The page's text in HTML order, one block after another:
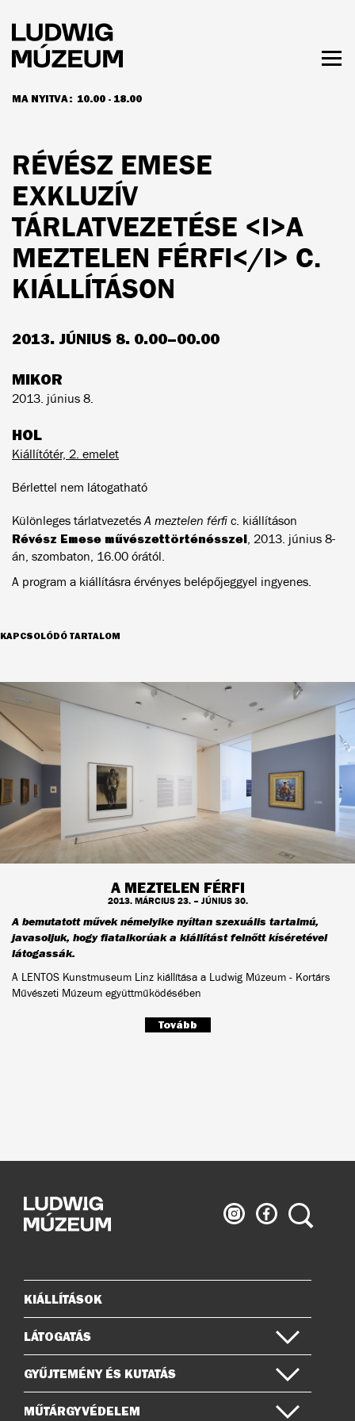
tartalomra
MA NYITVA: 10.00 - 18.00
NYITVATARTÁS ÉS JEGYÁRAK
RÉVÉSZ EMESE
EXKLUZÍV
TÁRLATVEZETÉSE <I>A
MEZTELEN FÉRFI</I> C.
KIÁLLÍTÁSON
2013. JÚNIUS 8. 0.00–00.00
MIKOR
2013. június 8.
HOL
Kiállítótér, 2. emelet
Bérlettel nem látogatható
Különleges tárlatvezetésA meztelen férfi c. kiállításon
Révész Emese művészettörténésszel, 2013. június 8-
án, szombaton, 16.00 órától.
A program a kiállításra érvényes belépőjeggyel ingyenes.
KAPCSOLÓDÓ TARTALOM
A MEZTELEN FÉRFI
2013. MÁRCIUS 23. – JÚNIUS 30.
A bemutatott művek némelyike nyíltan szexuális tartalmú,
javasoljuk, hogy fiatalkorúak a kiállítást felnőtt kíséretével
látogassák.
A LENTOS Kunstmuseum Linz kiállítása a Ludwig Múzeum - Kortárs
Művészeti Múzeum együttműködésében
Tovább
Ludwig
Múzeum
Ludwig
Múzeum
Keresés
Oldaltérkép
KIÁLLÍTÁSOK
LÁTOGATÁS
GYŰJTEMÉNY ÉS KUTATÁS
MŰTÁRGYVÉDELEM